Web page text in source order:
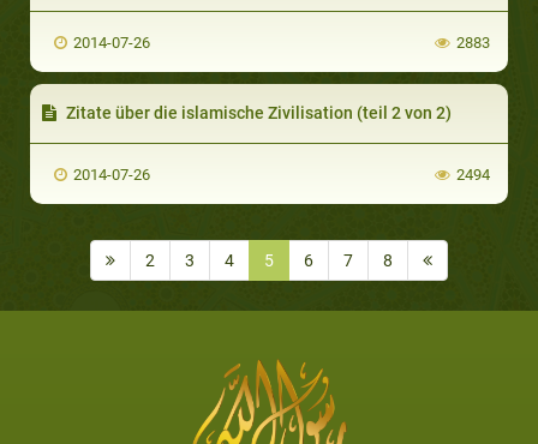
2014-07-26 2883
Zitate über die islamische Zivilisation (teil 2 von 2)
2014-07-26 2494
2 3 4 5 6 7 8